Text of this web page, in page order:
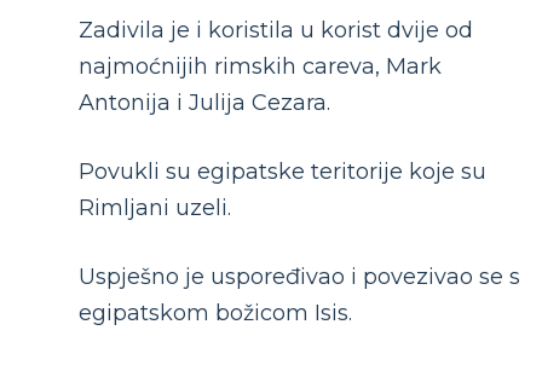
Zadivila je i koristila u korist dvije od
najmoćnijih rimskih careva, Mark
Antonija i Julija Cezara.
Povukli su egipatske teritorije koje su
Rimljani uzeli.
Uspješno je uspoređivao i povezivao se s
egipatskom božicom Isis.